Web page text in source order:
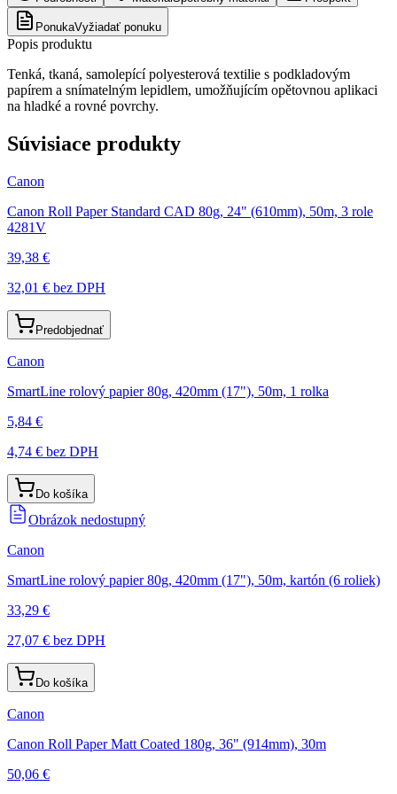
PonukaVyžiadať ponuku
Popis produktu
Tenká, tkaná, samolepící polyesterová textilie s podkladovým
papírem a snímatelným lepidlem, umožňujícím opětovnou aplikaci
na hladké a rovné povrchy.
Súvisiace produkty
Canon
Canon Roll Paper Standard CAD 80g, 24" (610mm), 50m, 3 role
4281V
39,38 €
32,01 € bez DPH
Predobjednať
Canon
SmartLine rolový papier 80g, 420mm (17"), 50m, 1 rolka
5,84 €
4,74 € bez DPH
Do košíka
Obrázok nedostupný
Canon
SmartLine rolový papier 80g, 420mm (17"), 50m, kartón (6 roliek)
33,29 €
27,07 € bez DPH
Do košíka
Canon
Canon Roll Paper Matt Coated 180g, 36" (914mm), 30m
50,06 €